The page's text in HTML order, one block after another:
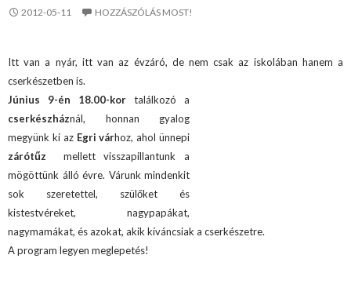
2012-05-11 HOZZÁSZÓLÁS MOST!
Itt van a nyár, itt van az évzáró, de nem csak az iskolában hanem a
cserkészetben is.
Június 9-én 18.00-kor találkozó a
cserkészháznál, honnan gyalog
megyünk ki az Egri várhoz, ahol ünnepi
zárótűz
mellett visszapillantunk a
mögöttünk álló évre. Várunk mindenkit
sok szeretettel, szülőket és
kistestvéreket, nagypapákat,
nagymamákat, és azokat, akik kíváncsiak a cserkészetre.
A program legyen meglepetés!